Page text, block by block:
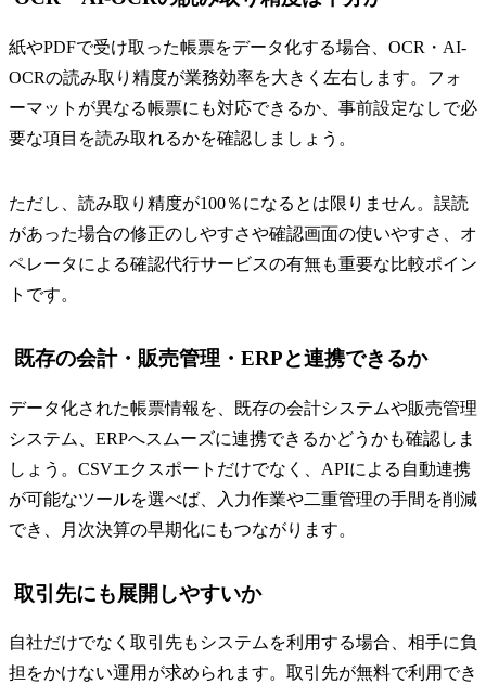
紙やPDFで受け取った帳票をデータ化する場合、OCR・AI-
OCRの読み取り精度が業務効率を大きく左右します。フォ
ーマットが異なる帳票にも対応できるか、事前設定なしで必
要な項目を読み取れるかを確認しましょう。
ただし、読み取り精度が100％になるとは限りません。誤読
があった場合の修正のしやすさや確認画面の使いやすさ、オ
ペレータによる確認代行サービスの有無も重要な比較ポイン
トです。
既存の会計・販売管理・ERPと連携できるか
データ化された帳票情報を、既存の会計システムや販売管理
システム、ERPへスムーズに連携できるかどうかも確認しま
しょう。CSVエクスポートだけでなく、APIによる自動連携
が可能なツールを選べば、入力作業や二重管理の手間を削減
でき、月次決算の早期化にもつながります。
取引先にも展開しやすいか
自社だけでなく取引先もシステムを利用する場合、相手に負
担をかけない運用が求められます。取引先が無料で利用でき